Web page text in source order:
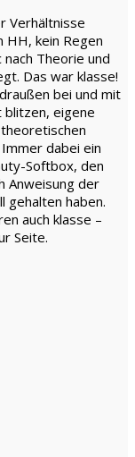
Verhältnisse
HH, kein Regen
Theorie und
Das war klasse!
bei und mit
eigene
dabei ein
Softbox, den
Anweisung der
gehalten haben.
auch klasse –
Seite.